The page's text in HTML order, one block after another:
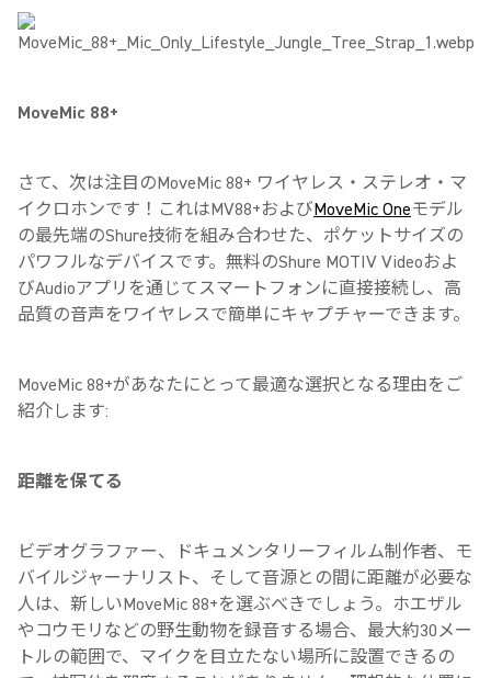
MoveMic 88+
さて、次は注目のMoveMic 88+ ワイヤレス・ステレオ・マ
イクロホンです！これはMV88+およびMoveMic Oneモデル
の最先端のShure技術を組み合わせた、ポケットサイズの
パワフルなデバイスです。無料のShure MOTIV Videoおよ
びAudioアプリを通じてスマートフォンに直接接続し、高
品質の音声をワイヤレスで簡単にキャプチャーできます。
MoveMic 88+があなたにとって最適な選択となる理由をご
紹介します:
距離を保てる
ビデオグラファー、ドキュメンタリーフィルム制作者、モ
バイルジャーナリスト、そして音源との間に距離が必要な
人は、新しいMoveMic 88+を選ぶべきでしょう。ホエザル
やコウモリなどの野生動物を録音する場合、最大約30メー
トルの範囲で、マイクを目立たない場所に設置できるの